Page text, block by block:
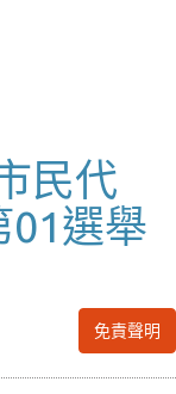
民代
01選舉
免責聲明